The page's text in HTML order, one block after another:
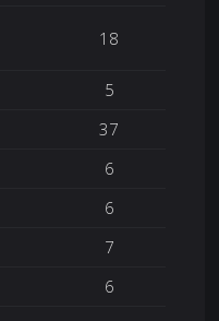
18
5
37
6
6
7
6